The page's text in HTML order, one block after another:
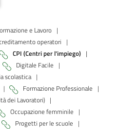
e Lavoro |
operatori |
CPI (Centri per l'impiego) |
Digitale Facile |
scolastica |
| Formazione Professionale |
dei Lavoratori) |
Occupazione femminile |
Progetti per le scuole |